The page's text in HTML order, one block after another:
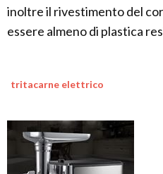
inoltre il rivestimento del
essere almeno di plastica
tritacarne elettrico